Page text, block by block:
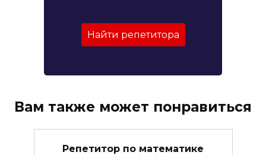
Найти репетитора
Вам также может понравиться
Репетитор по математике